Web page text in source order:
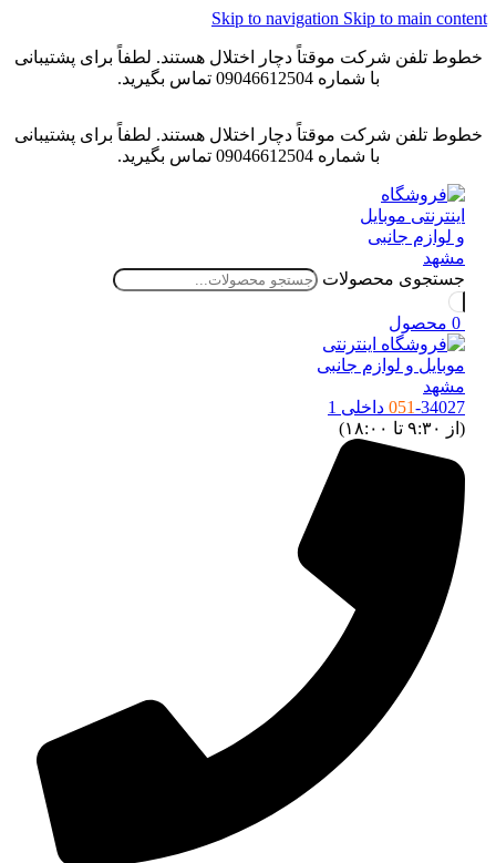
Skip to navigationSkip to main
خطوط تلفن شرکت موقتاً دچار اختلال هستند. لطفاً برای پشتیبانی
با شماره 09046612504 تماس بگیرید.
خطوط تلفن شرکت موقتاً دچار اختلال هستند. لطفاً برای پشتیبانی
با شماره 09046612504 تماس بگیرید.
جستجوی محصولات
محصول
051-34027 داخلی 1
(از ۹:۳۰ تا ۱۸:۰۰)